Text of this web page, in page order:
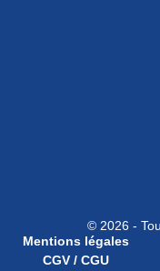
© 2026 -
Mentions légales
CGV / CGU